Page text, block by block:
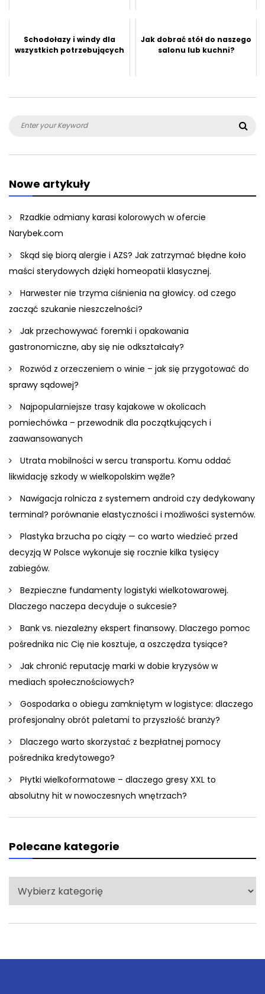
Schodołazy i windy dla
wszystkich potrzebujących
Jak dobrać stół do naszego
salonu lub kuchni?
Search
Nowe artykuły
Rzadkie odmiany karasi kolorowych w ofercie
Narybek.com
Skąd się biorą alergie i AZS? Jak zatrzymać błędne koło
maści sterydowych dzięki homeopatii klasycznej.
Harwester nie trzyma ciśnienia na głowicy. od czego
zacząć szukanie nieszczelności?
Jak przechowywać foremki i opakowania
gastronomiczne, aby się nie odkształcały?
Rozwód z orzeczeniem o winie – jak się przygotować do
sprawy sądowej?
Najpopularniejsze trasy kajakowe w okolicach
pomiechówka – przewodnik dla początkujących i
zaawansowanych
Utrata mobilności w sercu transportu. Komu oddać
likwidację szkody w wielkopolskim węźle?
Nawigacja rolnicza z systemem android czy dedykowany
terminal? porównanie elastyczności i możliwości systemów.
Plastyka brzucha po ciąży — co warto wiedzieć przed
decyzją W Polsce wykonuje się rocznie kilka tysięcy
zabiegów.
Bezpieczne fundamenty logistyki wielkotowarowej.
Dlaczego naczepa decyduje o sukcesie?
Bank vs. niezależny ekspert finansowy. Dlaczego pomoc
pośrednika nic Cię nie kosztuje, a oszczędza tysiące?
Jak chronić reputację marki w dobie kryzysów w
mediach społecznościowych?
Gospodarka o obiegu zamkniętym w logistyce: dlaczego
profesjonalny obrót paletami to przyszłość branży?
Dlaczego warto skorzystać z bezpłatnej pomocy
pośrednika kredytowego?
Płytki wielkoformatowe – dlaczego gresy XXL to
absolutny hit w nowoczesnych wnętrzach?
Polecane kategorie
Polecane
kategorie